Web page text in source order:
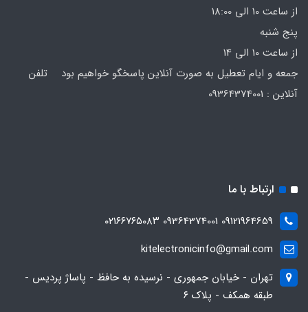
از ساعت 10 الی 18:00
پنج شنبه
از ساعت 10 الی 14
جمعه و ایام تعطیل به صورت آنلاین پاسخگو خواهیم بود تلفن
ارتباط با ما
09121964659 09364374001 ۰۲۱۶۶۷۶۵۰۸۳
kitelectronicinfo@gmail.com
تهران - خیابان جمهوری - نرسیده به حافظ - پاساژ پردیس -
طبقه همکف - پلاک ۶